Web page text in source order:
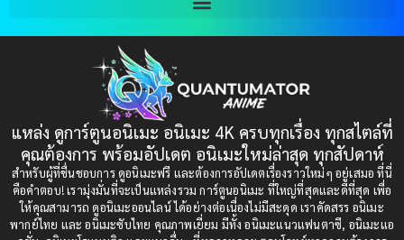
Bondage (ทาส)(1)
(1)
Censored (เซ็นเซอร์)(19)
Comedy (ตลก)(85)
Comedy (ตลก)(235)
1997
1993
1991
1989
1988
1987
1985
1984
1983
1982
1981
แหล่ง ดูการ์ตูนอนิเมะ อนิเมะ 4K ครบทุกเรื่อง ทุกสไตล์ที่
คุณต้องการ พร้อมอัปเดต อนิเมะใหม่ล่าสุด ทุกสัปดาห์
สำหรับผู้ที่ชื่นชอบการ ดูอนิเมะฟรี และต้องการอัปเดตเรื่องราวใหม่ๆ อยู่เสมอ ที่นี่
คือคำตอบ! เรามุ่งมั่นที่จะเป็นแหล่งรวม การ์ตูนอนิเมะ ที่ใหญ่ที่สุดและดีที่สุด เพื่อ
ให้คุณสามารถ ดูอนิเมะออนไลน์ ได้อย่างต่อเนื่องไม่มีสะดุด เราคัดสรร อนิเมะ
พากย์ไทย และ อนิเมะซับไทย คุณภาพเยี่ยม มีทั้ง อนิเมะแนวแฟนตาซี, อนิเมะแอ